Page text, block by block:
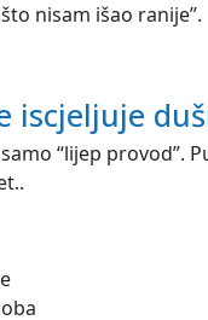
nisam išao ranije”.
iscjeljuje
“lijep provod”.